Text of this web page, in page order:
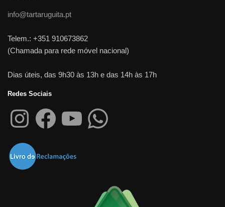
info@tartaruguita.pt
Telem.: +351 910673862
(Chamada para rede móvel nacional)
Dias úteis, das 9h30 às 13h e das 14h às 17h
Redes Sociais